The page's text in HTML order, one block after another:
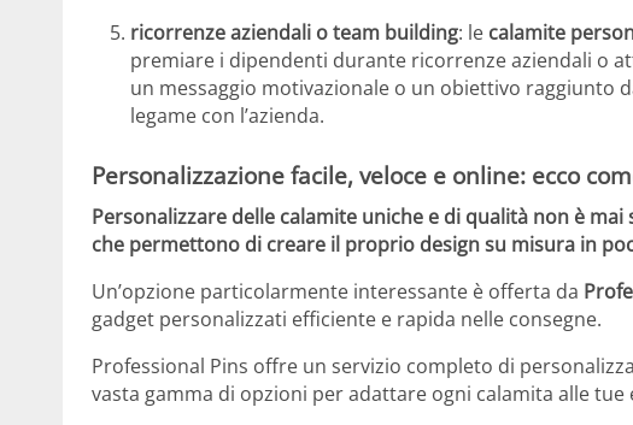
ricorrenze aziendali o team building: le calamite
premiare i dipendenti durante ricorrenze aziendali o
un messaggio motivazionale o un obiettivo raggiunto
legame con l’azienda.
Personalizzazione facile, veloce e online: ecco
Personalizzare delle calamite uniche e di qualità non è
che permettono di creare il proprio design su misura in
Un’opzione particolarmente interessante è offerta da
gadget personalizzati efficiente e rapida nelle consegne.
Professional Pins offre un servizio completo di
vasta gamma di opzioni per adattare ogni calamita alle tue